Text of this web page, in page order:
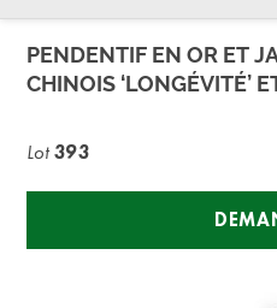
PENDENTIF EN OR ET
CHINOIS ‘LONGÉVITÉ’
Lot393